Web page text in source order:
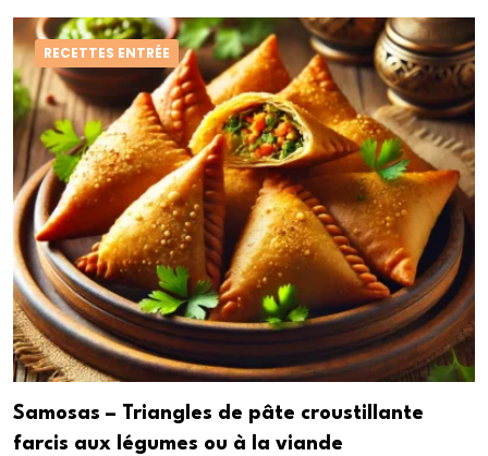
RECETTES ENTRÉE
Samosas – Triangles de pâte croustillante
farcis aux légumes ou à la viande